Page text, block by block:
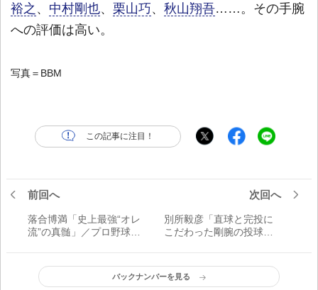
裕之 、 中村剛也、 栗山巧、 秋山翔吾……。その手腕
への評価は高い。
写真＝BBM
この記事に注目！
前回へ
落合博満「史上最強“オレ
流”の真髄」／プロ野球20
次回へ
別所毅彦「直球と完投に
こだわった剛腕の投球理
男たち
バックナンバーを見る